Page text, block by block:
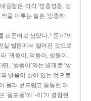
응형은 각각 ‘껑충껑충, 겅
을 이루는 말은 ‘깡총하
표준어로 삼았다. ‘-둥이’의
실 발음에서 멀어진 것으로
‘귀둥이, 막둥이, 쌍둥이,
, ‘쌍둥이’와는 별개로 ‘쌍
의 발음이 살아 있는 것으로
올라 보드랍고 통통한 아
‘옴포동’에 ‘-이’가 결합된